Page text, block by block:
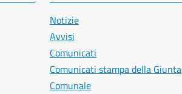
Notizie
Avvisi
Comunicati
Comunicati stampa della Giunta
Comunale